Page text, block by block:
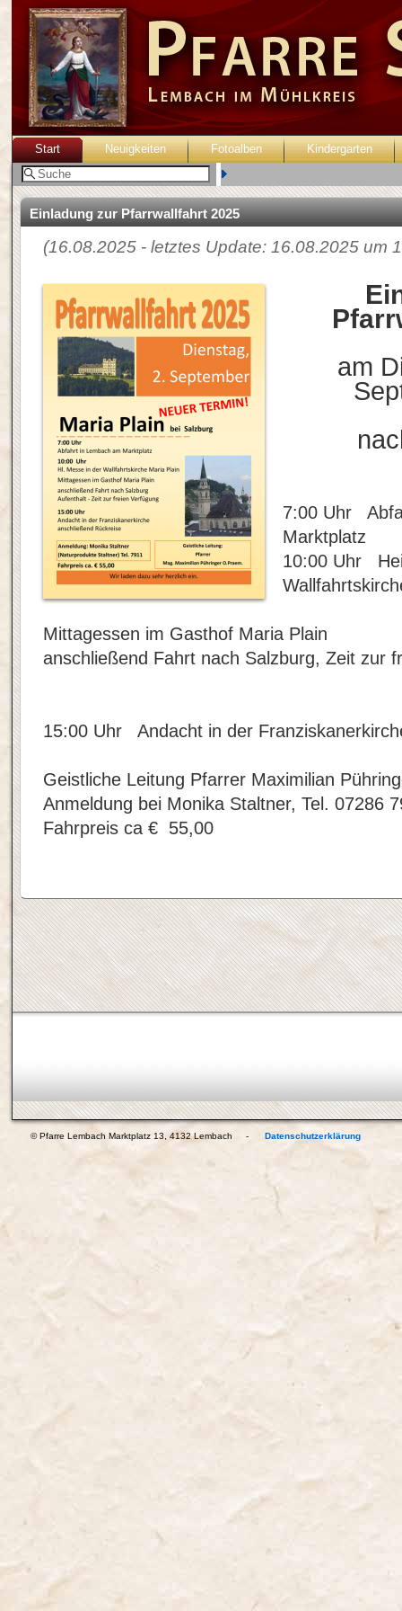
Start Neuigkeiten Fotoalben Kindergarten
Einladung zur Pfarrwallfahrt 2025
(16.08.2025 - letztes Update: 16.08.2025 um
am
7:00 Uhr
Marktplatz
10:00 Uhr
Mittagessen im Gasthof Maria Plain
anschließend Fahrt nach Salzburg, Zeit zur
15:00 Uhr Andacht in der
Geistliche Leitung Pfarrer Maximilian
Anmeldung bei Monika Staltner, Tel. 07286
Fahrpreis ca € 55,00
© Pfarre Lembach Marktplatz 13, 4132 Lembach - Datenschutzerklärung